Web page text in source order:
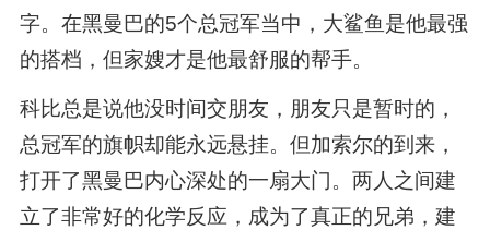
字。在黑曼巴的5个总冠军当中，大鲨鱼是他最强
的搭档，但家嫂才是他最舒服的帮手。
科比总是说他没时间交朋友，朋友只是暂时的，
总冠军的旗帜却能永远悬挂。但加索尔的到来，
打开了黑曼巴内心深处的一扇大门。两人之间建
立了非常好的化学反应，成为了真正的兄弟，建